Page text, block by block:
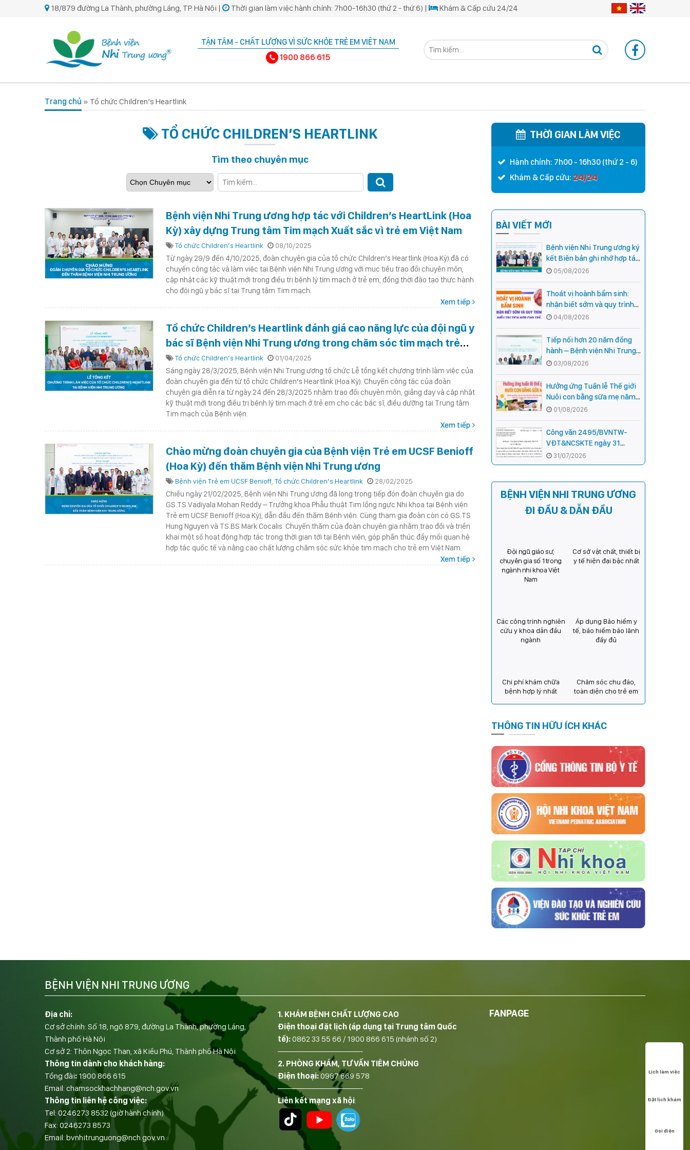
18/879 đường La Thành, phường Láng, TP. Hà Nội | Thời gian làm việc hành chính: 7h00-16h30 (thứ 2 - thứ 6) | Khám & Cấp cứu 24/24
TẬN TÂM - CHẤT LƯỢNG VÌ SỨC KHỎE TRẺ EM VIỆT NAM
1900 866 615
Trang chủ » Tổ chức Children’s Heartlink
TỔ CHỨC CHILDREN’S HEARTLINK
Tìm theo chuyên mục
Bệnh viện Nhi Trung ương hợp tác với Children’s HeartLink (Hoa
Kỳ) xây dựng Trung tâm Tim mạch Xuất sắc vì trẻ em Việt Nam
Tổ chức Children’s Heartlink 08/10/2025
Từ ngày 29/9 đến 4/10/2025, đoàn chuyên gia của tổ chức Children’s Heartlink (Hoa Kỳ) đã có
chuyến công tác và làm việc tại Bệnh viện Nhi Trung ương với mục tiêu trao đổi chuyên môn,
cập nhật các kỹ thuật mới trong điều trị bệnh lý tim mạch ở trẻ em, đồng thời đào tạo thực hành
cho đội ngũ y bác sĩ tại Trung tâm Tim mạch.
Xem tiếp
Tổ chức Children’s Heartlink đánh giá cao năng lực của đội ngũ y
bác sĩ Bệnh viện Nhi Trung ương trong chăm sóc tim mạch trẻ
emTổ chức Children’s Heartlink 01/04/2025
Sáng ngày 28/3/2025, Bệnh viện Nhi Trung ương tổ chức Lễ tổng kết chương trình làm việc của
đoàn chuyên gia đến từ tổ chức Children’s Heartlink (Hoa Kỳ). Chuyến công tác của đoàn
chuyên gia diễn ra từ ngày 24 đến 28/3/2025 nhằm trao đổi chuyên môn, giảng dạy và cập nhật
kỹ thuật mới trong điều trị bệnh lý tim mạch ở trẻ em cho các bác sĩ, điều dưỡng tại Trung tâm
Tim mạch của Bệnh viện.
Xem tiếp
Chào mừng đoàn chuyên gia của Bệnh viện Trẻ em UCSF Benioff
(Hoa Kỳ) đến thăm Bệnh viện Nhi Trung ương
Bệnh viện Trẻ em UCSF Benioff, Tổ chức Children’s Heartlink 28/02/2025
Chiều ngày 21/02/2025, Bệnh viện Nhi Trung ương đã long trọng tiếp đón đoàn chuyên gia do
GS.TS Vadiyala Mohan Reddy – Trưởng khoa Phẫu thuật Tim lồng ngực Nhi khoa tại Bệnh viện
Trẻ em UCSF Benioff (Hoa Kỳ), dẫn đầu đến thăm Bệnh viện. Cùng tham gia đoàn còn có GS.TS
Hung Nguyen và TS.BS Mark Cocalis. Chuyến thăm của đoàn chuyên gia nhằm trao đổi và triển
khai một số hoạt động hợp tác trong thời gian tới tại Bệnh viện, góp phần thúc đẩy mối quan hệ
hợp tác quốc tế và nâng cao chất lượng chăm sóc sức khỏe tim mạch cho trẻ em Việt Nam.
Xem tiếp
THỜI GIAN LÀM VIỆC
Hành chính: 7h00 - 16h30 (thứ 2 - 6)
Khám & Cấp cứu: 24/24
BÀI VIẾT MỚI
Bệnh viện Nhi Trung ương ký
kết Biên bản ghi nhớ hợp tác
với Bệnh viện Nhi Quốc gia
Campuchia
05/08/2026
Thoát vị hoành bẩm sinh:
nhận biết sớm và quy trình
điều trị tích hợp cho trẻ -
chia sẻ từ các chuyên gia
hàng đầu của Bệnh Viện Nhi
Trung ương
04/08/2026
Tiếp nối hơn 20 năm đồng
hành – Bệnh viện Nhi Trung
ương và Tổ chức Orbis (Hoa
Kỳ) tăng cường hợp tác, mở
rộng cơ hội bảo vệ thị lực
cho trẻ em Việt Nam
03/08/2026
Hưởng ứng Tuần lễ Thế giới
Nuôi con bằng sữa mẹ năm
202601/08/2026
Công văn 2495/BVNTW-
VĐT&NCSKTE ngày 31
tháng 7 năm 2026 V/v Danh
sách người thực hành hoàn
với chức danh Bác sĩ Y khoa
31/07/2026
BỆNH VIỆN NHI TRUNG ƯƠNG
ĐI ĐẦU & DẪN ĐẦU
Đội ngũ giáo sư,
chuyên gia số 1 trong
ngành nhi khoa Việt
Nam
Cơ sở vật chất, thiết bị
y tế hiện đại bậc nhất
Các công trình nghiên
cứu y khoa dẫn đầu
ngành
Áp dụng Bảo hiểm y
tế, bảo hiểm bảo lãnh
đầy đủ
Chi phí khám chữa
bệnh hợp lý nhất
Chăm sóc chu đáo,
toàn diện cho trẻ em
THÔNG TIN HỮU ÍCH KHÁC
Địa chỉ:
Cơ sở chính: Số 18, ngõ 879, đường La Thành, phường Láng,
Thành phố Hà Nội
Cơ sở 2: Thôn Ngọc Than, xã Kiều Phú, Thành phố Hà Nội
Thông tin dành cho khách hàng:
Tổng đài:1900 866 615
Email: chamsockhachhang@nch.gov.vn
Thông tin liên hệ công việc:
Tel: 0246273 8532 (giờ hành chính)
Fax:0246273 8573
Email: bvnhitrunguong@nch.gov.vn
1. KHÁM BỆNH CHẤT LƯỢNG CAO
Điện thoại đặt lịch (áp dụng tại Trung tâm Quốc
tế):0862 33 55 66 / 1900 866 615 (nhánh số 2)
——————————-
2. PHÒNG KHÁM, TƯ VẤN TIÊM CHỦNG
Điện thoại:0987 669 578
——————————-
Liên kết mạng xã hội:
FANPAGE
BỆNH VIỆN NHI TRUNG ƯƠNG
Lịch làm việc
Đặt lịch khám
Gọi điện